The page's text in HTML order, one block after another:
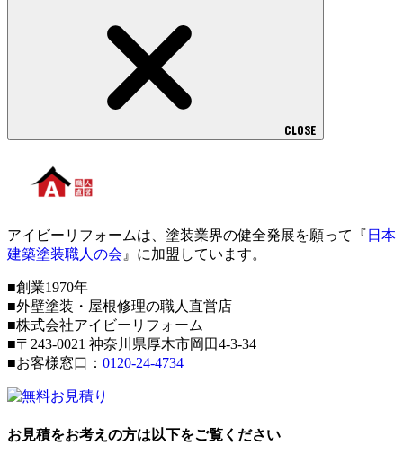
CLOSE
アイビーリフォームは、塗装業界の健全発展を願って『 日本
建築塗装職人の会 』に加盟しています。
■創業1970年
■外壁塗装・屋根修理の職人直営店
■株式会社アイビーリフォーム
■〒243-0021 神奈川県厚木市岡田4-3-34
■お客様窓口： 0120-24-4734
お見積をお考えの方は以下をご覧ください